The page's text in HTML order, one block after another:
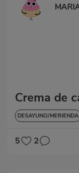
Crema de
DESAYUNO/MERIENDA
5 2